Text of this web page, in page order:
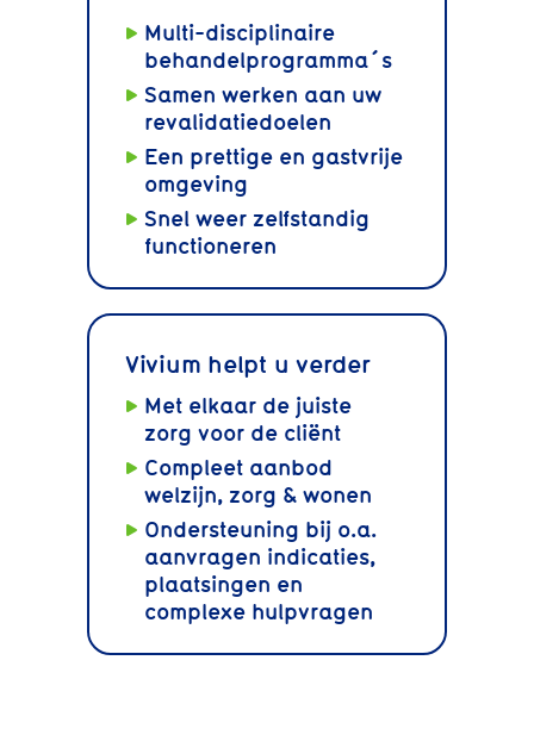
Multi-disciplinaire
behandelprogramma´s
Samen werken aan uw
revalidatiedoelen
Een prettige en gastvrije
omgeving
Snel weer zelfstandig
functioneren
Vivium helpt u verder
Met elkaar de juiste
zorg voor de cliënt
Compleet aanbod
welzijn, zorg & wonen
Ondersteuning bij o.a.
aanvragen indicaties,
plaatsingen en
complexe hulpvragen